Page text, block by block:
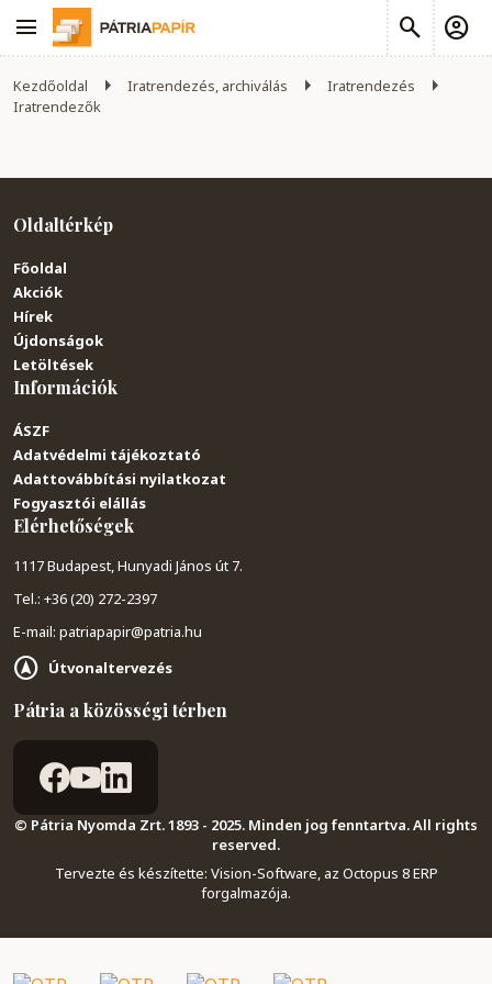
Kezdőoldal Iratrendezés, archiválás
Iratrendezés
Iratrendezők
Oldaltérkép
Főoldal
Akciók
Hírek
Újdonságok
Letöltések
Információk
ÁSZF
Adatvédelmi tájékoztató
Adattovábbítási nyilatkozat
Fogyasztói elállás
Elérhetőségek
1117 Budapest, Hunyadi János út 7.
Tel.: +36 (20) 272-2397
E-mail: patriapapir@patria.hu
Útvonaltervezés
Pátria a közösségi térben
© Pátria Nyomda Zrt. 1893 - 2025. Minden jog fenntartva. All rights
reserved.
Tervezte és készítette: Vision-Software, az Octopus 8 ERP
forgalmazója.